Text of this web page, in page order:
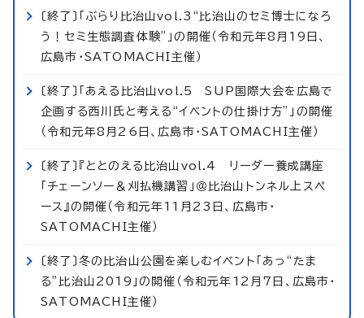
〔終了〕「ぶらり比治山vol.3“比治山のセミ博士になろ
う！セミ生態調査体験”」の開催（令和元年8月19日、
広島市・SATOMACHI主催）
〔終了〕「あえる比治山vol.5 SUP国際大会を広島で
企画する西川氏と考える“イベントの仕掛け方”」の開催
（令和元年8月26日、広島市・SATOMACHI主催）
〔終了〕『ととのえる比治山vol.4 リーダー養成講座
「チェーンソー＆刈払機講習」＠比治山トンネル上スペ
ース』の開催（令和元年11月23日、広島市・
SATOMACHI主催）
〔終了〕冬の比治山公園を楽しむイベント「あっ“たま
る”比治山2019」の開催（令和元年12月7日、広島市・
SATOMACHI主催）